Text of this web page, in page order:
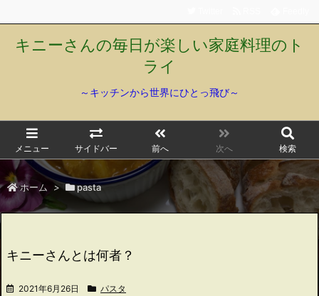
キニーさんの毎日が楽しい家庭料理のト
ライ
～キッチンから世界にひとっ飛び～
メニュー サイドバー 前へ 次へ 検索
ホーム > pasta
キニーさんとは何者？
2021年6月26日 パスタ